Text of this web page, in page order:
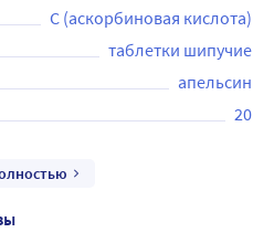
С (аскорбиновая кислота)
таблетки шипучие
апельсин
20